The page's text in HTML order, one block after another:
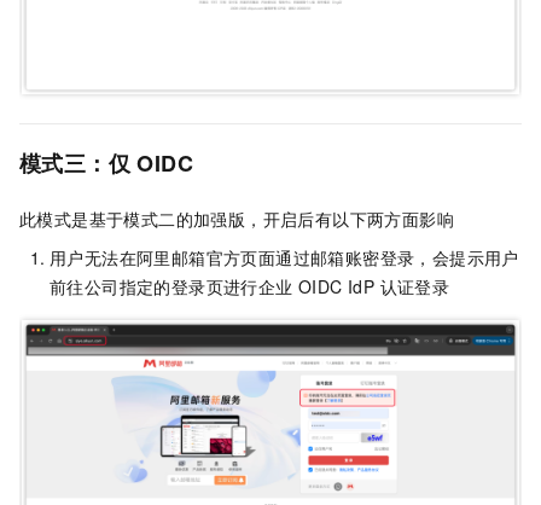
模式三：仅 OIDC
此模式是基于模式二的加强版，开启后有以下两方面影响
用户无法在阿里邮箱官方页面通过邮箱账密登录，会提示用户
前往公司指定的登录页进行企业 OIDC IdP 认证登录